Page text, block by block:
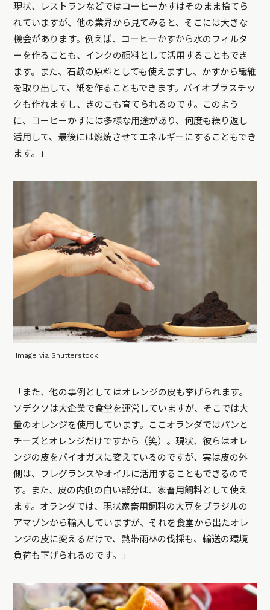
現状、レストランなどではコーヒーかすはそのまま捨てら
れていますが、他の業界から見てみると、そこには大きな
機会があります。例えば、コーヒーかすから水のフィルタ
ーを作ることも、インクの顔料として活用することもでき
ます。また、石鹸の原料としても使えますし、かすから繊維
を取り出して、紙を作ることもできます。バイオプラスチッ
クも作れますし、きのこも育てられるのです。このよう
に、コーヒーかすには多様な用途があり、何度も繰り返し
活用して、最後には燃焼させてエネルギーにすることもでき
ます。」
Image via Shutterstock
「また、他の事例としてはオレンジの皮も挙げられます。
ソデクソは大企業で食堂を運営していますが、そこでは大
量のオレンジを使用しています。ここオランダではパンと
チーズとオレンジだけですから（笑）。現状、彼らはオレ
ンジの皮をバイオガスに変えているのですが、実は皮の外
側は、フレグランスやオイルに活用することもできるので
す。また、皮の内側の白い部分は、家畜用飼料として使え
ます。オランダでは、現状家畜用飼料の大豆をブラジルの
アマゾンから輸入していますが、それを食堂から出たオレ
ンジの皮に変えるだけで、熱帯雨林の伐採も、輸送の環境
負荷も下げられるのです。」